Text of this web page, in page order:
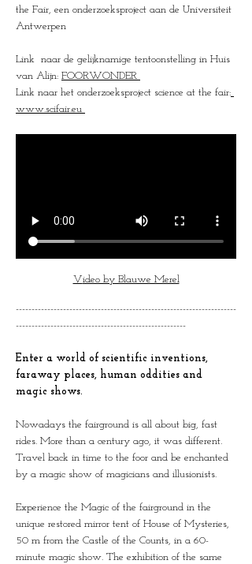
the Fair, een onderzoeksproject aan de Universiteit
Antwerpen
Link  naar de gelijknamige tentoonstelling in Huis
van Alijn: FOORWONDER
Link naar het onderzoeksproject science at the fair:
www.scifair.eu
Video by Blauwe Merel
----------------------------------------------------------------------
------------------------------------------------------
Enter a world of scientific inventions,
faraway places, human oddities and
magic shows.
Nowadays the fairground is all about big, fast
rides. More than a century ago, it was different.
Travel back in time to the foor and be enchanted
by a magic show of magicians and illusionists.
Experience the Magic of the fairground in the
unique restored mirror tent of House of Mysteries,
50 m from the Castle of the Counts, in a 60-
minute magic show. The exhibition of the same